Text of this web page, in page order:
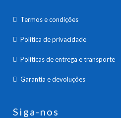
Termos e condições
Política de privacidade
Políticas de entrega e transporte
Garantia e devoluções
Siga-nos